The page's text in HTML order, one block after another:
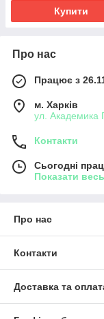
Купити
Про нас
Працює з
м. Харків
ул. Академика
Контакти
Сьогодні
Показати
Про нас
Контакти
Доставка та